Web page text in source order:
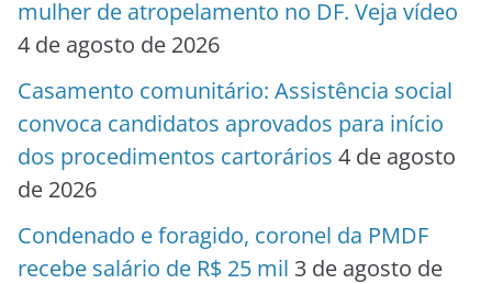
mulher de atropelamento no DF. Veja vídeo
4 de agosto de 2026
Casamento comunitário: Assistência social
convoca candidatos aprovados para início
dos procedimentos cartorários 4 de agosto
de 2026
Condenado e foragido, coronel da PMDF
recebe salário de R$ 25 mil 3 de agosto de